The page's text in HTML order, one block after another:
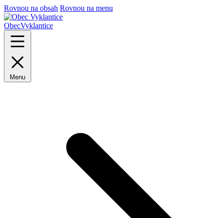
Rovnou na obsah Rovnou na menu
ObecVyklantice
Menu